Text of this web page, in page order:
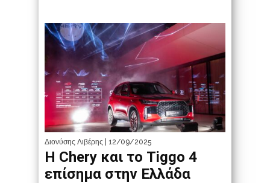
Διονύσης Λιβέρης | 12/09/2025
Η Chery και το Tiggo 4
επίσημα στην Ελλάδα